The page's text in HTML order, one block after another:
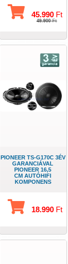
45.990Ft
49.900Ft
PIONEER TS-G170C 3ÉV
GARANCIÁVAL
PIONEER 16,5
CM AUTÓHIFI
KOMPONENS
18.990Ft